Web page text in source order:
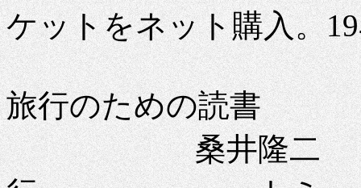
ケットをネット購入。
旅行のための読書
桑井隆二 「ド